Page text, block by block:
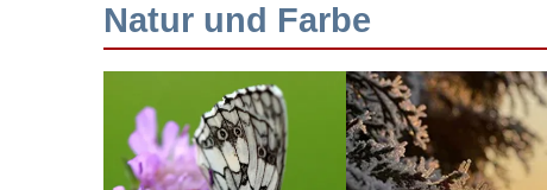
Natur und Farbe